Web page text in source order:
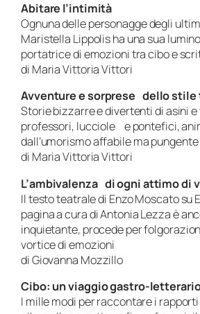
Abitare l’intimità
Ognuna delle personagge degli
Maristella Lippolis ha una sua
portatrice di emozioni tra cibo e
di Maria Vittoria Vittori
Avventure e sorprese dello stile
Storie bizzarre e divertenti di asini
professori, lucciole e pontefici,
dall’umorismo affabile ma
di Maria Vittoria Vittori
L’ambivalenza di ogni attimo di
Il testo teatrale di Enzo Moscato su
pagina a cura di Antonia Lezza è
inquietante, procede per
vortice di emozioni
di Giovanna Mozzillo
Cibo: un viaggio gastro-
I mille modi per raccontare i